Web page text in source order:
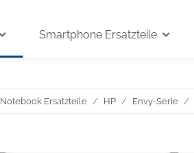
Smartphone Ersatzteile
Notebook Ersatzteile HP Envy-Serie